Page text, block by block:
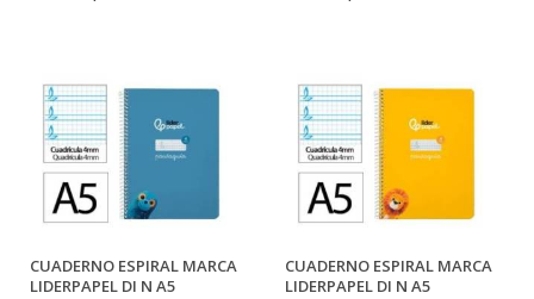
CUADERNO ESPIRAL MARCA
LIDERPAPEL DI N A5
CUADERNO ESPIRAL MARCA
LIDERPAPEL DI N A5